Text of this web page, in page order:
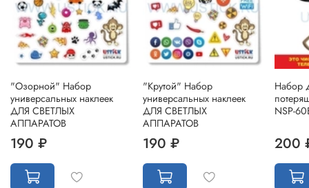
"Озорной" Набор
универсальных наклеек
ДЛЯ СВЕТЛЫХ
АППАРАТОВ
190 ₽
"Крутой" Набор
универсальных наклеек
ДЛЯ СВЕТЛЫХ
АППАРАТОВ
190 ₽
Набор
NSP-
200